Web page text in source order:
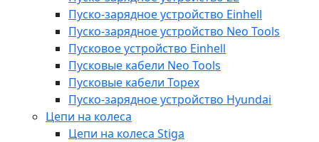
Пуско-зарядное устройство Einhell
Пуско-зарядное устройство Neo Tools
Пусковое устройство Einhell
Пусковые кабели Neo Tools
Пусковые кабели Topex
Пуско-зарядное устройство Hyundai
Цепи на колеса
Цепи на колеса Stiga